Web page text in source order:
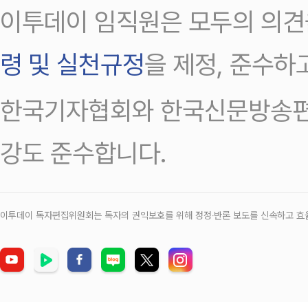
이투데이 임직원은 모두의 의
령 및 실천규정을 제정, 준수하
한국기자협회와 한국신문방송
강도 준수합니다.
이투데이 독자편집위원회는 독자의 권익보호를 위해 정정‧반론 보도를 신속하고